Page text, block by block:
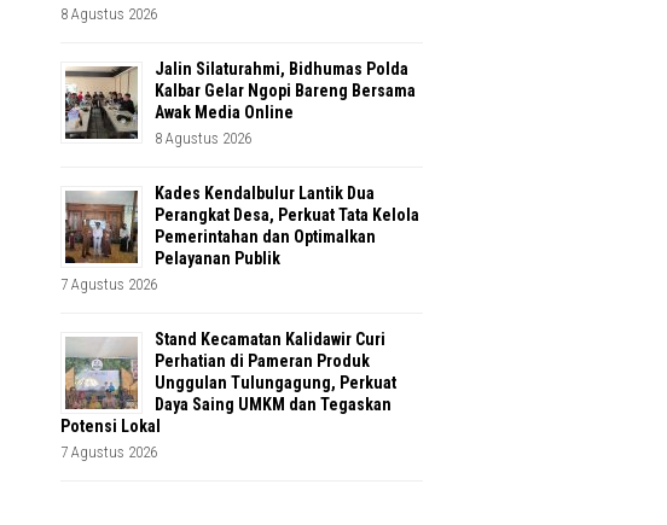
8 Agustus 2026
Jalin Silaturahmi, Bidhumas Polda
Kalbar Gelar Ngopi Bareng Bersama
Awak Media Online
8 Agustus 2026
Kades Kendalbulur Lantik Dua
Perangkat Desa, Perkuat Tata Kelola
Pemerintahan dan Optimalkan
Pelayanan Publik
7 Agustus 2026
Stand Kecamatan Kalidawir Curi
Perhatian di Pameran Produk
Unggulan Tulungagung, Perkuat
Daya Saing UMKM dan Tegaskan
Potensi Lokal
7 Agustus 2026